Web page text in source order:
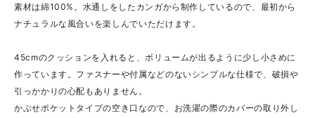
素材は綿100%。水通しをしたカンガから制作しているので、最初から
ナチュラルな風合いを楽しんでいただけます。
45cmのクッションを入れると、ボリュームが出るように少し小さめに
作っています。ファスナーや付属などのないシンプルな仕様で、破損や
引っかかりの心配もありません。
かぶせポケットタイプの空き口なので、お洗濯の際のカバーの取り外し